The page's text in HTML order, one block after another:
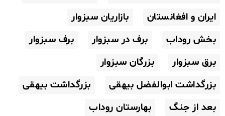
ایران و افغانستان
بازاریان سبزوار
بخش روداب
برف در سبزوار
برف سبزوار
برق سبزوار
بزرگان سبزوار
بزرگداشت ابوالفضل بیهقی
بزرگداشت بیهقی
بعد از جنگ
بهارستان روداب